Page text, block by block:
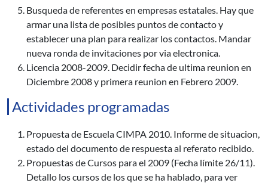
Busqueda de referentes en empresas estatales. Hay que
armar una lista de posibles puntos de contacto y
establecer una plan para realizar los contactos. Mandar
nueva ronda de invitaciones por via electronica.
Licencia 2008-2009. Decidir fecha de ultima reunion en
Diciembre 2008 y primera reunion en Febrero 2009.
Actividades programadas
Propuesta de Escuela CIMPA 2010. Informe de situacion,
estado del documento de respuesta al referato recibido.
Propuestas de Cursos para el 2009 (Fecha límite 26/11).
Detallo los cursos de los que se ha hablado, para ver